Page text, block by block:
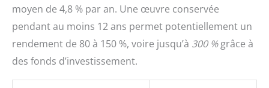
moyen de 4,8 % par an. Une œuvre conservée
pendant au moins 12 ans permet potentiellement un
rendement de 80 à 150 %, voire jusqu’à 300 %grâce à
des fonds d’investissement.